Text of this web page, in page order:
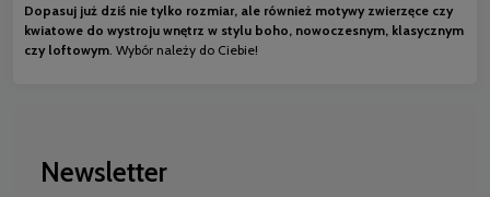
Dopasuj już dziś nie tylko rozmiar, ale również motywy zwierzęce czy
kwiatowe do wystroju wnętrz w stylu boho, nowoczesnym, klasycznym
czy loftowym . Wybór należy do Ciebie!
Newsletter